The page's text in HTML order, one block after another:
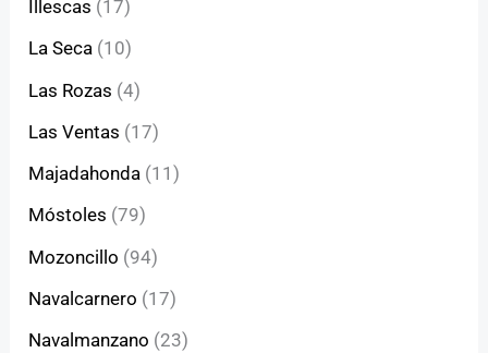
Illescas (17)
La Seca (10)
Las Rozas (4)
Las Ventas (17)
Majadahonda (11)
Móstoles (79)
Mozoncillo (94)
Navalcarnero (17)
Navalmanzano (23)